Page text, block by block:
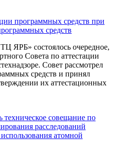
программных средств при
средств
ЯРБ» состоялось очередное,
Совета по аттестации
Совет рассмотрел
средств и принял
их аттестационных
совещание по
расследований
атомной